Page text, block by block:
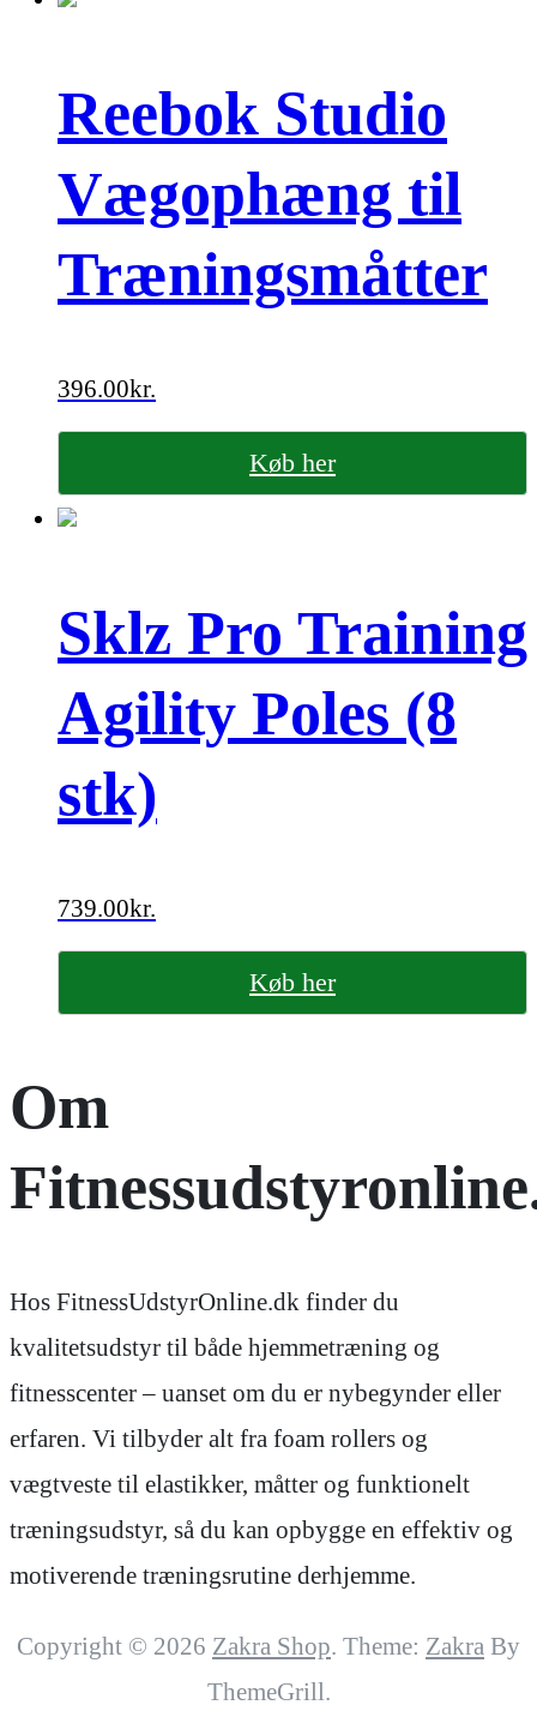
Reebok Studio
Vægophæng til
Træningsmåtter
396.00kr.
Køb her
Sklz Pro Training
Agility Poles (8
stk)
739.00kr.
Køb her
Om
Hos FitnessUdstyrOnline.dk finder du
kvalitetsudstyr til både hjemmetræning og
fitnesscenter – uanset om du er nybegynder eller
erfaren. Vi tilbyder alt fra foam rollers og
vægtveste til elastikker, måtter og funktionelt
træningsudstyr, så du kan opbygge en effektiv og
motiverende træningsrutine derhjemme.
Copyright © 2026 Zakra Shop. Theme: Zakra By
ThemeGrill.